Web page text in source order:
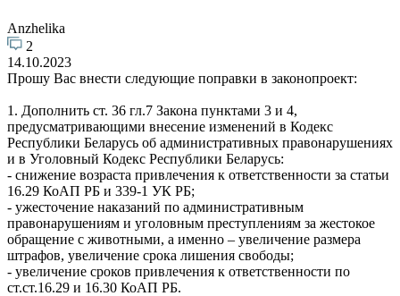
Anzhelika
2
14.10.2023
Прошу Вас внести следующие поправки в законопроект:
1. Дополнить ст. 36 гл.7 Закона пунктами 3 и 4,
предусматривающими внесение изменений в Кодекс
Республики Беларусь об административных правонарушениях
и в Уголовный Кодекс Республики Беларусь:
- снижение возраста привлечения к ответственности за статьи
16.29 КоАП РБ и 339-1 УК РБ;
- ужесточение наказаний по административным
правонарушениям и уголовным преступлениям за жестокое
обращение с животными, а именно – увеличение размера
штрафов, увеличение срока лишения свободы;
- увеличение сроков привлечения к ответственности по
ст.ст.16.29 и 16.30 КоАП РБ.